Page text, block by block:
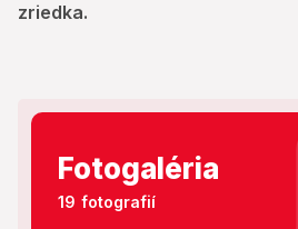
zriedka.
Fotogaléria
19 fotografií